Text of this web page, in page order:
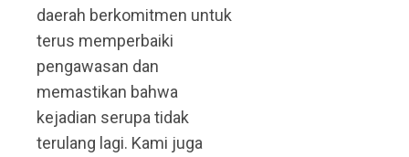
daerah berkomitmen untuk
terus memperbaiki
pengawasan dan
memastikan bahwa
kejadian serupa tidak
terulang lagi. Kami juga